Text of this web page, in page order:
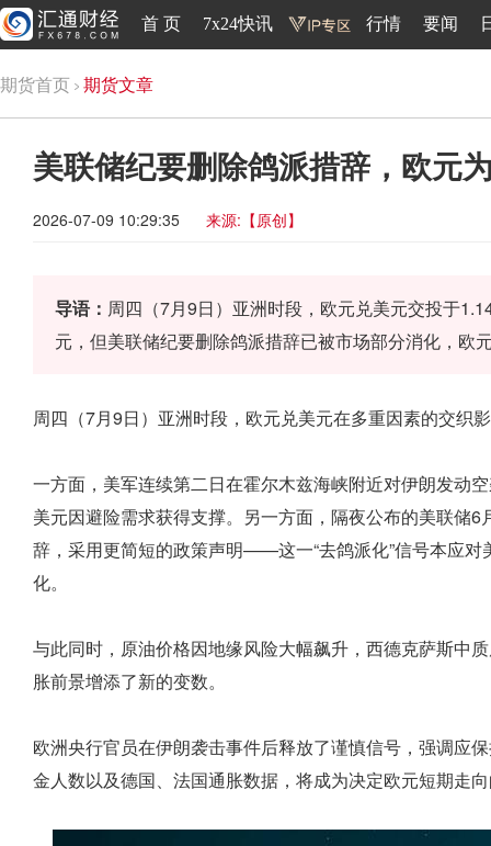
首 页 7x24快讯 行情 要闻
期货首页 期货文章
美联储纪要删除鸽派措辞，欧元
2026-07-09 10:29:35 来源:【原创】
导语： 周四（7月9日）亚洲时段，欧元兑美元交投于
元，但美联储纪要删除鸽派措辞已被市场部分消化，欧
周四（7月9日）亚洲时段，欧元兑美元在多重因素的交织
一方面，美军连续第二日在霍尔木兹海峡附近对伊朗发动
美元因避险需求获得支撑。另一方面，隔夜公布的美联储
辞，采用更简短的政策声明——这一“去鸽派化”信号本应
化。
与此同时，原油价格因地缘风险大幅飙升，西德克萨斯中
胀前景增添了新的变数。
欧洲央行官员在伊朗袭击事件后释放了谨慎信号，强调应
金人数以及德国、法国通胀数据，将成为决定欧元短期走